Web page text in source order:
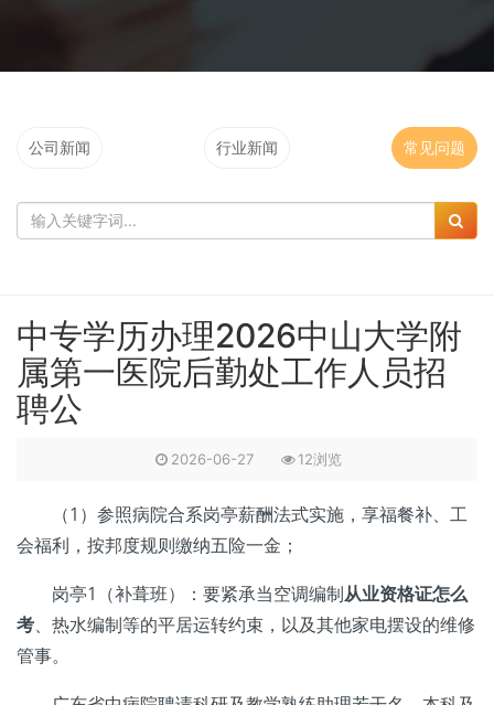
公司新闻 行业新闻 常见问题
中专学历办理2026中山大学附
属第一医院后勤处工作人员招
聘公
2026-06-27 12浏览
（1）参照病院合系岗亭薪酬法式实施，享福餐补、工
会福利，按邦度规则缴纳五险一金；
岗亭1（补葺班）：要紧承当空调编制从业资格证怎么
考、热水编制等的平居运转约束，以及其他家电摆设的维修
管事。